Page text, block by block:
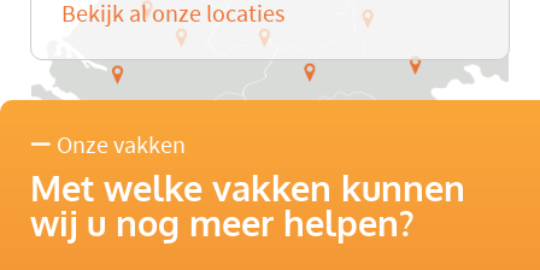
Bekijk al onze locaties
Onze vakken
Met welke vakken kunnen
wij u nog meer helpen?